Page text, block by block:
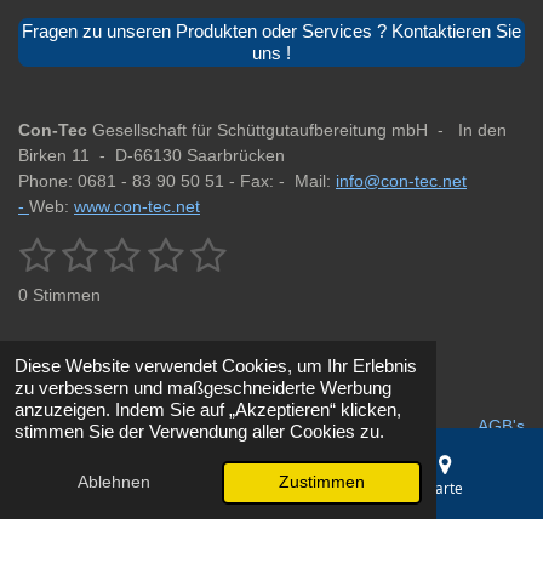
Diese Website verwendet Cookies, um Ihr Erlebnis
zu verbessern und maßgeschneiderte Werbung
anzuzeigen. Indem Sie auf „Akzeptieren“ klicken,
stimmen Sie der Verwendung aller Cookies zu.
Ablehnen Zustimmen
Fragen zu unseren Produkten oder Services ? Kontaktieren Sie
uns !
Con-Tec Gesellschaft für Schüttgutaufbereitung mbH - In den
Birken 11 - D-66130 Saarbrücken
Phone: 0681 - 83 90 50 51 - Fax: - Mail: info@con-tec.net
- Web: www.con-tec.net
B
e
w
t
u
n
1
S
e
r
n
2
S
e
r
n
e
3
e
r
n
e
4
e
r
n
e
5
e
r
n
u
n
g
a
b
s
n
d
0 Stimmen
Impressum
Datenschutz
AGB's
© 2025 - 2026 Fördertechnik & Siebanlagen Saarbrücken | Con-
E-Mail Telefon Karte